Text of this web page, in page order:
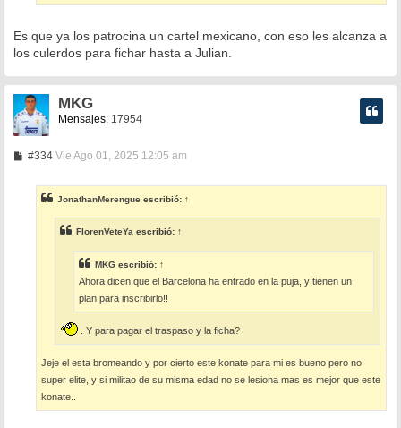
Es que ya los patrocina un cartel mexicano, con eso les alcanza a
los culerdos para fichar hasta a Julian.
MKG
Mensajes: 17954
#334M
s
a
Vie Ago 01, 2025 12:05 am
JonathanMerengue escribió: ↑
FlorenVeteYa escribió: ↑
MKG escribió: ↑
Ahora dicen que el Barcelona ha entrado en la puja, y tienen un
plan para inscribirlo!!
. Y para pagar el traspaso y la ficha?
Jeje el esta bromeando y por cierto este konate para mi es bueno pero no
super elite, y si militao de su misma edad no se lesiona mas es mejor que este
konate..